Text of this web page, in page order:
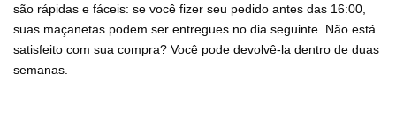
são rápidas e fáceis: se você fizer seu pedido antes das 16:00,
suas maçanetas podem ser entregues no dia seguinte. Não está
satisfeito com sua compra? Você pode devolvê-la dentro de duas
semanas.